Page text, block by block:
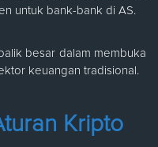
untuk bank-bank di AS.
besar dalam membuka
keuangan tradisional.
Kripto